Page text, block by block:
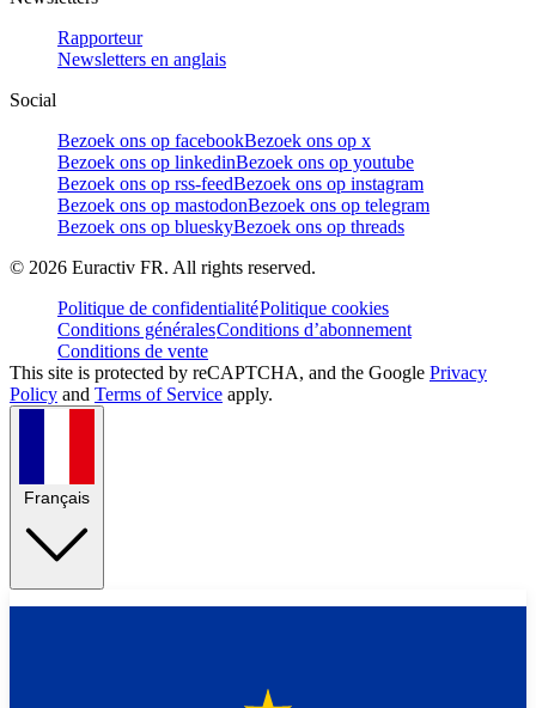
Rapporteur
Newsletters en anglais
Social
Bezoek ons op facebookBezoek ons op x
Bezoek ons op linkedinBezoek ons op youtube
Bezoek ons op rss-feedBezoek ons op instagram
Bezoek ons op mastodonBezoek ons op telegram
Bezoek ons op blueskyBezoek ons op threads
© 2026 Euractiv FR. All rights reserved.
Politique de confidentialitéPolitique cookies
Conditions généralesConditions d’abonnement
Conditions de vente
This site is protected by reCAPTCHA, and the Google Privacy
Policy and Terms of Service apply.
Français